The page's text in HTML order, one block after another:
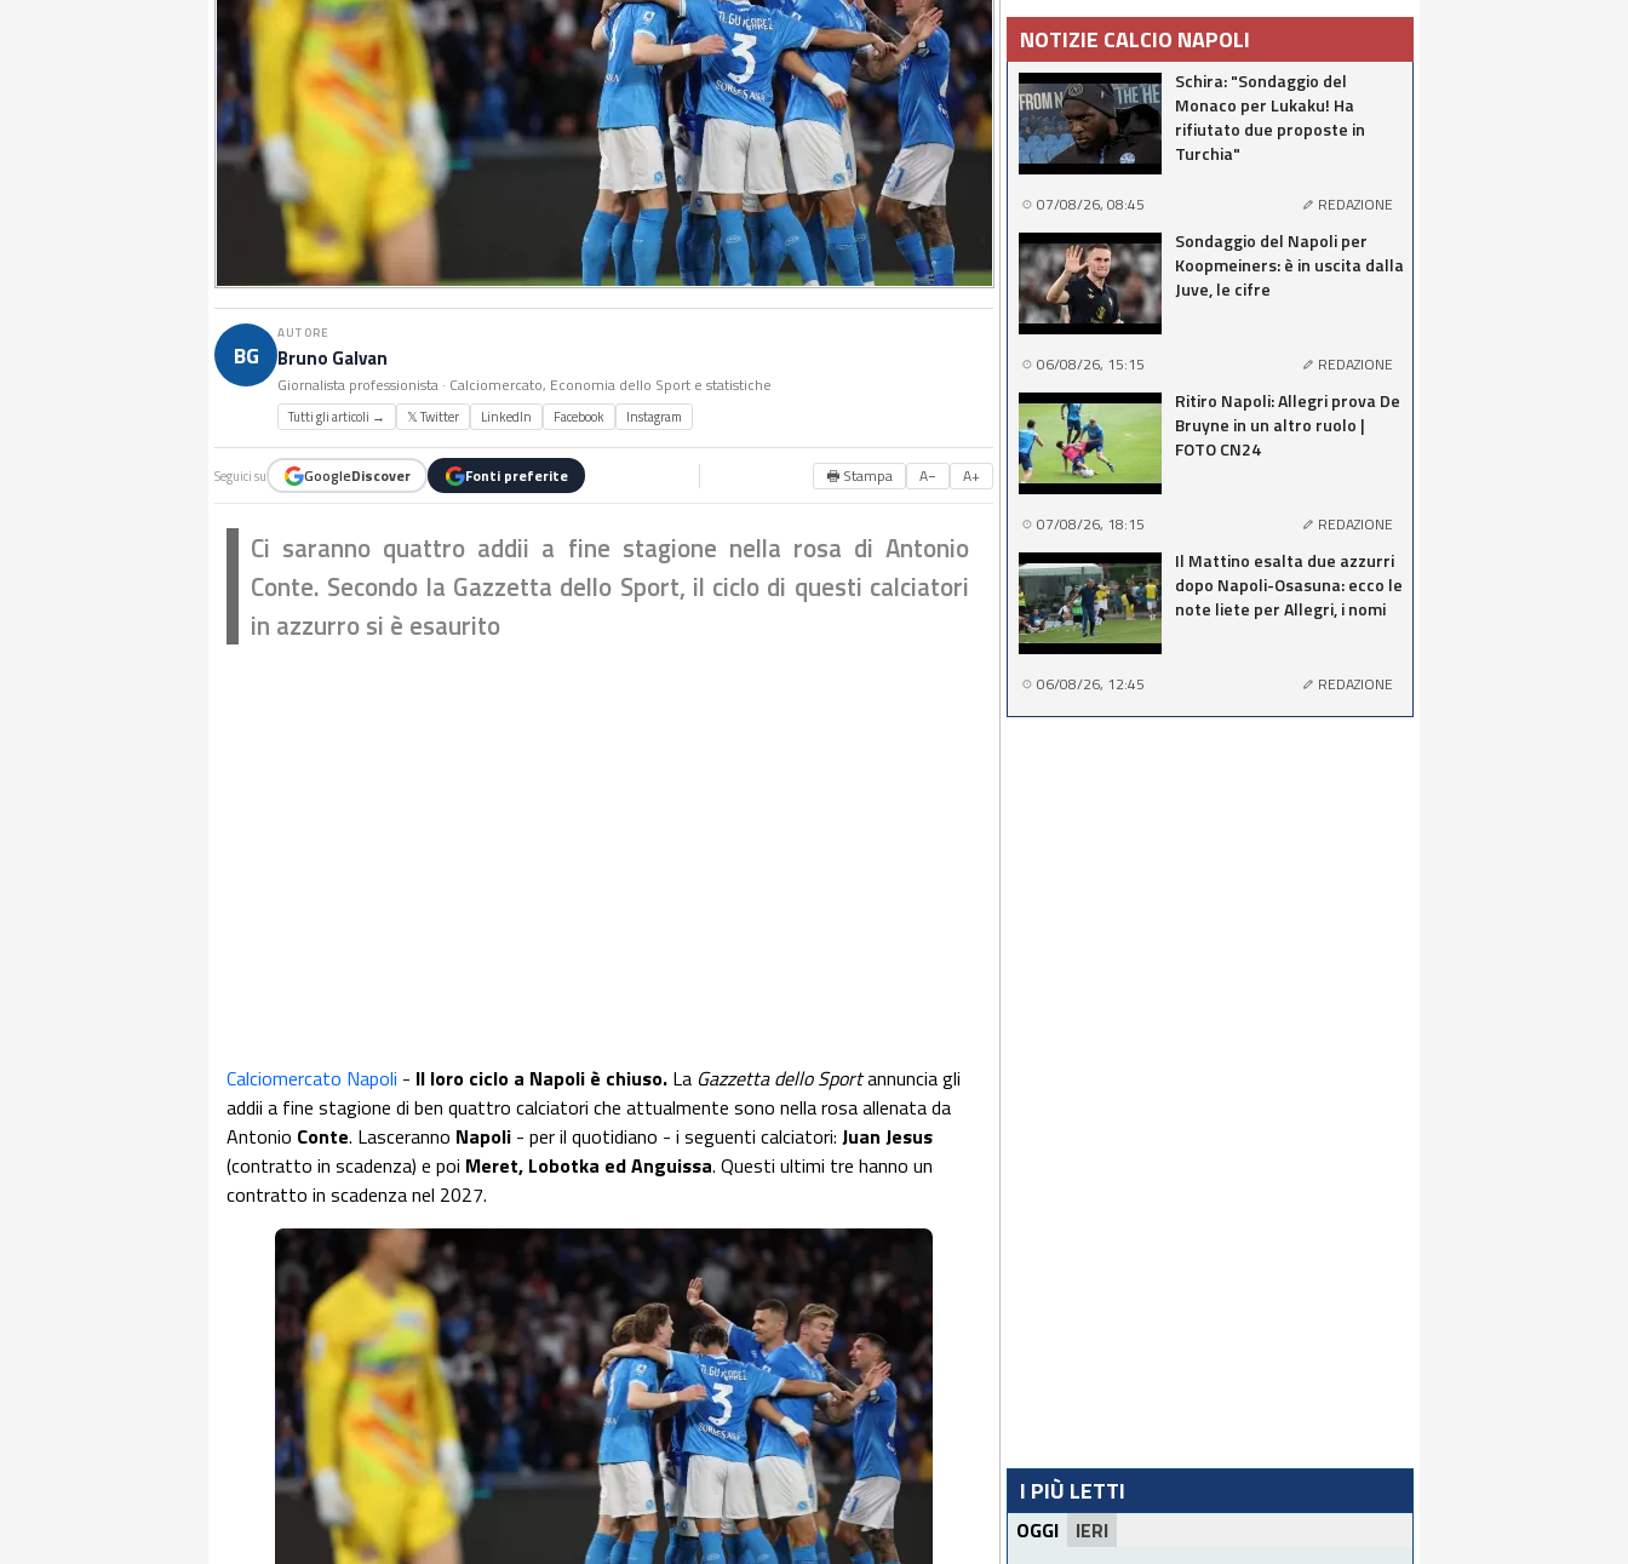
BG
AUTORE
Bruno Galvan
Giornalista professionista · Calciomercato, Economia dello Sport e statistiche
Tutti gli articoli → 𝕏 Twitter LinkedIn Facebook Instagram
Seguici su GoogleDiscover Fonti preferite 🖶 Stampa A− A+
Ci saranno quattro addii a fine stagione nella rosa di Antonio
Conte. Secondo la Gazzetta dello Sport, il ciclo di questi calciatori
in azzurro si è esaurito
Calciomercato Napoli - Il loro ciclo a Napoli è chiuso. La Gazzetta dello Sportannuncia gli
addii a fine stagione di ben quattro calciatori che attualmente sono nella rosa allenata da
Antonio Conte. Lasceranno Napoli - per il quotidiano - i seguenti calciatori: Juan Jesus
(contratto in scadenza) e poi Meret, Lobotka ed Anguissa. Questi ultimi tre hanno un
contratto in scadenza nel 2027.
NOTIZIE CALCIO NAPOLI
Schira: "Sondaggio del
Monaco per Lukaku! Ha
rifiutato due proposte in
Turchia"
07/08/26, 08:45 REDAZIONE
Sondaggio del Napoli per
Koopmeiners: è in uscita dalla
Juve, le cifre
06/08/26, 15:15 REDAZIONE
Ritiro Napoli: Allegri prova De
Bruyne in un altro ruolo |
FOTO CN24
07/08/26, 18:15 REDAZIONE
Il Mattino esalta due azzurri
dopo Napoli-Osasuna: ecco le
note liete per Allegri, i nomi
06/08/26, 12:45 REDAZIONE
I PIÙ LETTI
OGGI IERI